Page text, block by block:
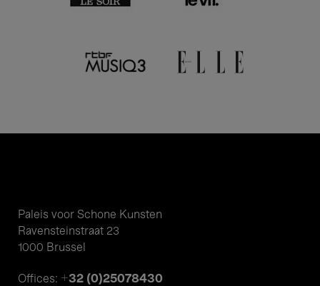
Paleis voor Schone Kunsten
Ravensteinstraat 23
1000 Brussel
Offices: +32 (0)25078430